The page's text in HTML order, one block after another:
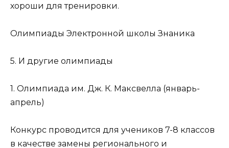
хороши для тренировки.
Олимпиады Электронной школы Знаника
5. И другие олимпиады
1. Олимпиада им. Дж. К. Максвелла (январь-
апрель)
Конкурс проводится для учеников 7-8 классов
в качестве замены регионального и